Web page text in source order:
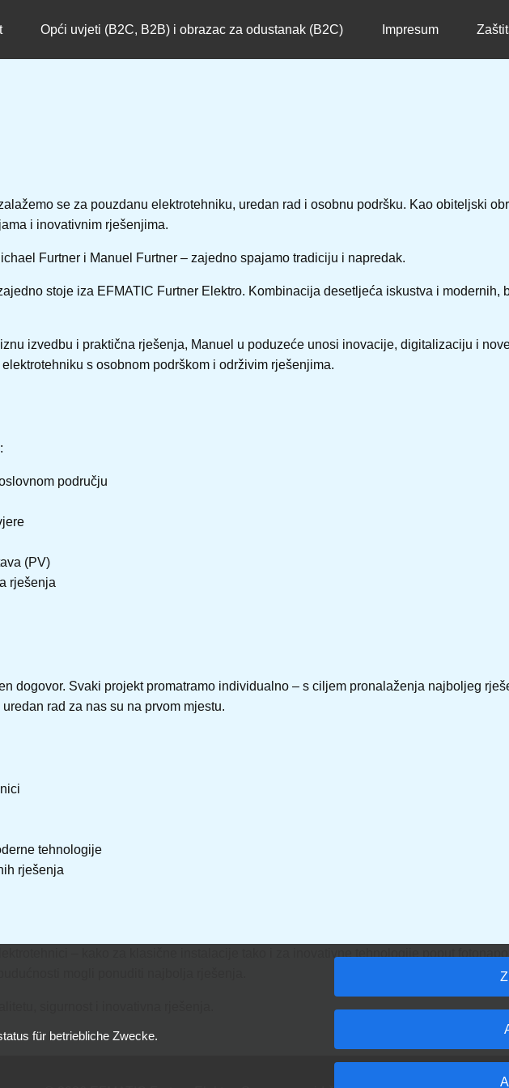
Opći uvjeti (B2C, B2B) i obrazac za odustanak (B2C) Impresum
se za pouzdanu elektrotehniku, uredan rad i osobnu podršku. Kao obiteljski
i inovativnim rješenjima.
Furtner i Manuel Furtner – zajedno spajamo tradiciju i napredak.
stoje iza EFMATIC Furtner Elektro. Kombinacija desetljeća iskustva i modernih,
izvedbu i praktična rješenja, Manuel u poduzeće unosi inovacije, digitalizaciju i
s osobnom podrškom i održivim rješenjima.
području
(PV)
rješenja
dogovor. Svaki projekt promatramo individualno – s ciljem pronalaženja najboljeg
rad za nas su na prvom mjestu.
tehnologije
rješenja
für betriebliche Zwecke.